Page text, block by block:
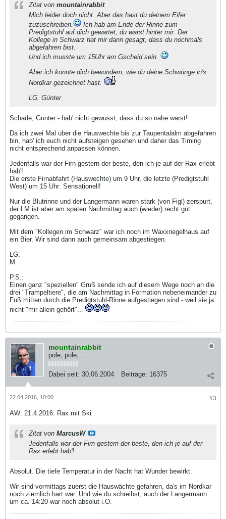
Zitat von mountainrabbit
Mich leider doch nicht. Aber das hast du deinem Eifer
zuzuschreiben.
Ich hab am Ende der Rinne zum
Predigtstuhl auf dich gewartet, du warst hinter mir. Der
Kollege in Schwarz hat mir dann gesagt, dass du nochmals
abgefahren bist.
Und ich musste um 15Uhr am Gscheid sein.
Aber ich konnte dich bewundern, wie du deine Schwünge in's
Nordkar gezeichnet hast.
LG, Günter
Schade, Günter - hab' nicht gewusst, dass du so nahe warst!
Da ich zwei Mal über die Hauswechte bis zur Taupentalalm abgefahren
bin, hab' ich euch nicht aufsteigen gesehen und daher das Timing
nicht entsprechend anpassen können.
Jedenfalls war der Firn gestern der beste, den ich je auf der Rax erlebt
hab'!
Die erste Firnabfahrt (Hauswechte) um 9 Uhr, die letzte (Predigtstuhl
West) um 15 Uhr: Sensationell!
Nur die Blutrinne und der Langermann waren stark (von Figl) zerspurt,
der LM ist aber am späten Nachmittag auch (wieder) recht gut
gegangen.
Mit dem "Kollegen im Schwarz" war ich noch im Waxxriegelhaus auf
ein Bier. Wir sind dann auch gemeinsam abgestiegen.
LG,
M
P.S.:
Einen ganz "speziellen" Gruß sende ich auf diesem Wege noch an die
drei "Trampeltiere", die am Nachmittag in Formation nebeneimander zu
Fuß mitten durch die Predigtstuhl-Rinne aufgestiegen sind - weil sie ja
nicht "mir allein gehört"...
mountainrabbit
pole, pole, ....
Dabei seit: 30.06.2004 Beiträge: 16375
#3
22.04.2016, 10:00
AW: 21.4.2016: Rax mit Ski
Zitat von MarcusW
Jedenfalls war der Firn gestern der beste, den ich je auf der
Rax erlebt hab'!
Absolut. Die tiefe Temperatur in der Nacht hat Wunder bewirkt.
Wir sind vormittags zuerst die Hauswächte gefahren, da's im Nordkar
noch ziemlich hart war. Und wie du schreibst, auch der Langermann
um ca. 14:20 war noch absolut i.O.